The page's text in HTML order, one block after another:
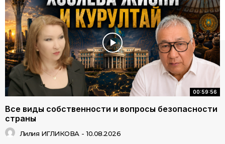
00:59:56
Все виды собственности и вопросы безопасности
страны
Лилия ИГЛИКОВА - 10.08.2026